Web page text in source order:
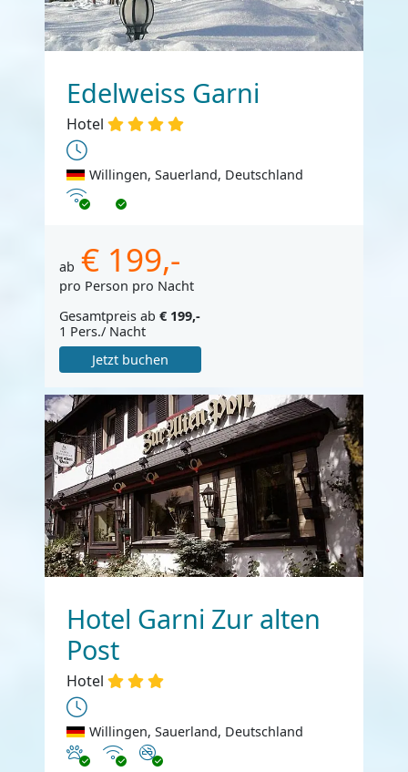
Edelweiss Garni
Hotel
Willingen, Sauerland, Deutschland
Internet
ab € 199,-
pro Person pro Nacht
Gesamtpreis ab € 199,-
1 Pers./ Nacht
Jetzt buchen
Hotel Garni Zur alten
Post
Hotel
Willingen, Sauerland, Deutschland
Haustiere erlaubt
InternetNichtraucher